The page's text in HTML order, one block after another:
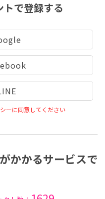
で登録する
ーに同意してください
かかるサービスで